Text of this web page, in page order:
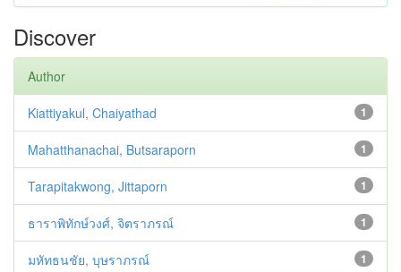
Discover
Author
1
Kiattiyakul, Chaiyathad
1
Mahatthanachai, Butsaraporn
1
Tarapitakwong, Jittaporn
1
ธาราพิทักษ์วงศ์, จิตราภรณ์
1
มหัทธนชัย, บุษราภรณ์